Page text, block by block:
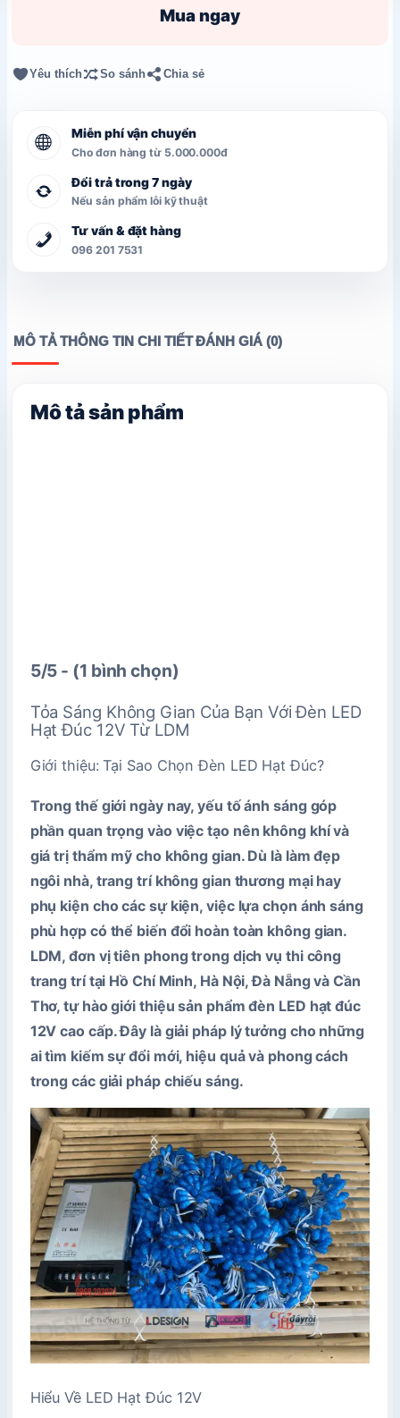
Mua ngay
Yêu thích So sánh Chia sẻ
Miễn phí vận chuyển
Cho đơn hàng từ 5.000.000đ
Đổi trả trong 7 ngày
Nếu sản phẩm lỗi kỹ thuật
Tư vấn & đặt hàng
096 201 7531
MÔ TẢTHÔNG TIN CHI TIẾTĐÁNH GIÁ (0)
Mô tả sản phẩm
5/5 - (1 bình chọn)
Tỏa Sáng Không Gian Của Bạn Với Đèn LED
Hạt Đúc 12V Từ LDM
Giới thiệu: Tại Sao Chọn Đèn LED Hạt Đúc?
Trong thế giới ngày nay, yếu tố ánh sáng góp
phần quan trọng vào việc tạo nên không khí và
giá trị thẩm mỹ cho không gian. Dù là làm đẹp
ngôi nhà, trang trí không gian thương mại hay
phụ kiện cho các sự kiện, việc lựa chọn ánh sáng
phù hợp có thể biến đổi hoàn toàn không gian.
LDM, đơn vị tiên phong trong dịch vụ thi công
trang trí tại Hồ Chí Minh, Hà Nội, Đà Nẵng và Cần
Thơ, tự hào giới thiệu sản phẩm đèn LED hạt đúc
12V cao cấp. Đây là giải pháp lý tưởng cho những
ai tìm kiếm sự đổi mới, hiệu quả và phong cách
trong các giải pháp chiếu sáng.
Hiểu Về LED Hạt Đúc 12V